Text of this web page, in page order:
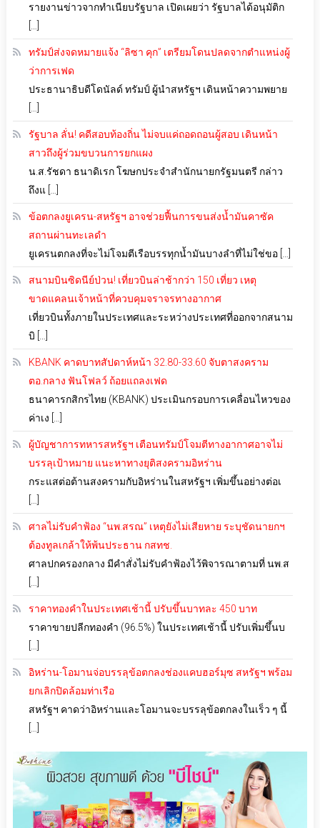
รายงานข่าวจากทำเนียบรัฐบาล เปิดเผยว่า รัฐบาลได้อนุมัติก
ทรัมป์ส่งจดหมายแจ้ง “ลิซา คุก” เตรียมโดนปลดจากตำแหน่งผู้
ว่าการเฟด
ประธานาธิบดีโดนัลด์ ทรัมป์ ผู้นำสหรัฐฯ เดินหน้าความพยาย
รัฐบาล ลั่น! คดีสอบท้องถิ่น ไม่จบแค่ถอดถอนผู้สอบ เดินหน้า
สาวถึงผู้ร่วมขบวนการยกแผง
น.ส.รัชดา ธนาดิเรก โฆษกประจำสำนักนายกรัฐมนตรี กล่าว
ถึงแ […]
ข้อตกลงยูเครน-สหรัฐฯ อาจช่วยฟื้นการขนส่งน้ำมันคาซัค
สถานผ่านทะเลดำ
ยูเครนตกลงที่จะไม่โจมตีเรือบรรทุกน้ำมันบางลำที่ไม่ใช่ขอ […]
สนามบินซิดนีย์ป่วน! เที่ยวบินล่าช้ากว่า 150 เที่ยว เหตุ
ขาดแคลนเจ้าหน้าที่ควบคุมจราจรทางอากาศ
เที่ยวบินทั้งภายในประเทศและระหว่างประเทศที่ออกจากสนาม
บิ […]
KBANK คาดบาทสัปดาห์หน้า 32.80-33.60 จับตาสงคราม
ตอ.กลาง ฟันโฟลว์ ถ้อยแถลงเฟด
ธนาคารกสิกรไทย (KBANK) ประเมินกรอบการเคลื่อนไหวของ
ค่าเง […]
ผู้บัญชาการทหารสหรัฐฯ เตือนทรัมป์โจมตีทางอากาศอาจไม่
บรรลุเป้าหมาย แนะหาทางยุติสงครามอิหร่าน
กระแสต่อต้านสงครามกับอิหร่านในสหรัฐฯ เพิ่มขึ้นอย่างต่อเ
ศาลไม่รับคำฟ้อง “นพ.สรณ” เหตุยังไม่เสียหาย ระบุชัดนายกฯ
ต้องทูลเกล้าให้พ้นประธาน กสทช.
ศาลปกครองกลาง มีคำสั่งไม่รับคำฟ้องไว้พิจารณาตามที่ นพ.ส
ราคาทองคำในประเทศเช้านี้ ปรับขึ้นบาทละ 450 บาท
ราคาขายปลีกทองคำ (96.5%) ในประเทศเช้านี้ ปรับเพิ่มขึ้นบ
อิหร่าน-โอมานจ่อบรรลุข้อตกลงช่องแคบฮอร์มุซ สหรัฐฯ พร้อม
ยกเลิกปิดล้อมท่าเรือ
สหรัฐฯ คาดว่าอิหร่านและโอมานจะบรรลุข้อตกลงในเร็ว ๆ นี้